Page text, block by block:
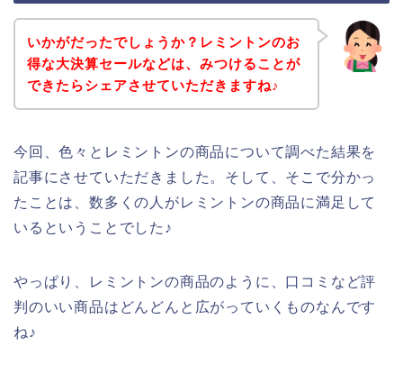
いかがだったでしょうか？レミントンのお
得な大決算セールなどは、みつけることが
できたらシェアさせていただきますね♪
今回、色々とレミントンの商品について調べた結果を
記事にさせていただきました。そして、そこで分かっ
たことは、数多くの人がレミントンの商品に満足して
いるということでした♪
やっぱり、レミントンの商品のように、口コミなど評
判のいい商品はどんどんと広がっていくものなんです
ね♪